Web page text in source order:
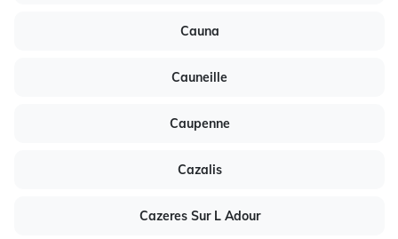
Cauna
Cauneille
Caupenne
Cazalis
Cazeres Sur L Adour